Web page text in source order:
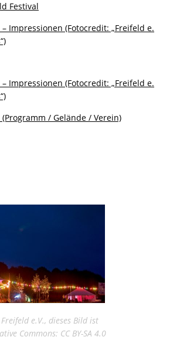
Festival
Impressionen (Fotocredit: „Freifeld e.
Impressionen (Fotocredit: „Freifeld e.
/ Gelände / Verein)
e.V., dieses Bild ist
Commons: CC BY-SA 4.0